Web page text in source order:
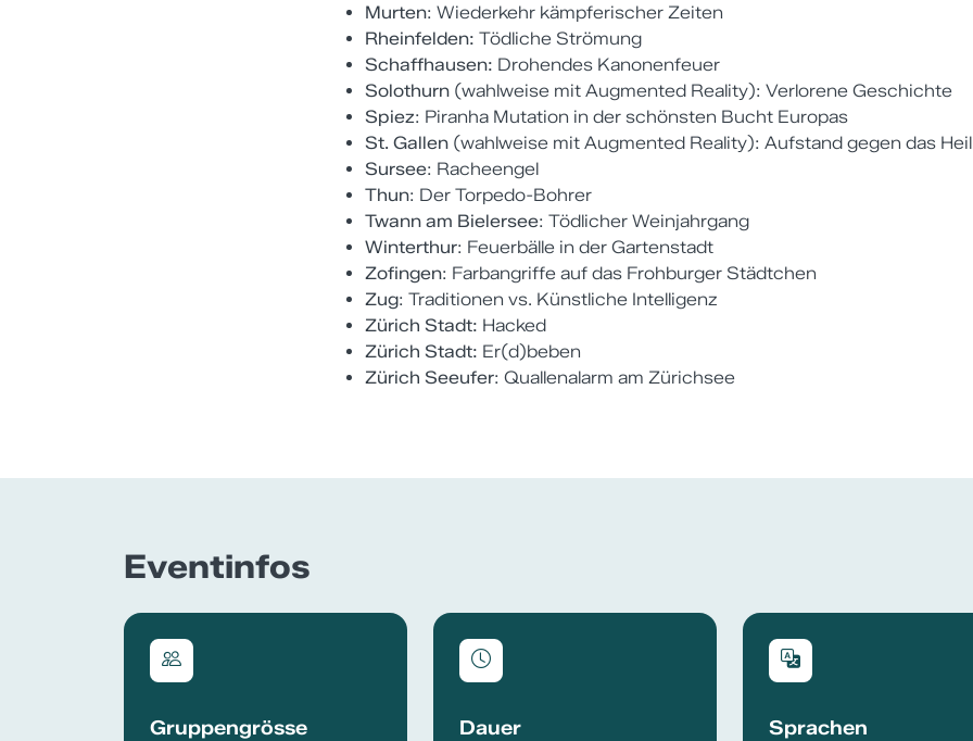
Murten: Wiederkehr kämpferischer Zeiten
Rheinfelden: Tödliche Strömung
Schaffhausen: Drohendes Kanonenfeuer
Solothurn (wahlweise mit Augmented Reality): Verlorene Geschichte
Spiez: Piranha Mutation in der schönsten Bucht Europas
St. Gallen (wahlweise mit Augmented Reality): Aufstand gegen das
Sursee: Racheengel
Thun: Der Torpedo-Bohrer
Twann am Bielersee: Tödlicher Weinjahrgang
Winterthur: Feuerbälle in der Gartenstadt
Zofingen: Farbangriffe auf das Frohburger Städtchen
Zug: Traditionen vs. Künstliche Intelligenz
Zürich Stadt: Hacked
Zürich Stadt: Er(d)beben
Zürich Seeufer: Quallenalarm am Zürichsee
Eventinfos
Gruppengrösse Dauer Sprachen